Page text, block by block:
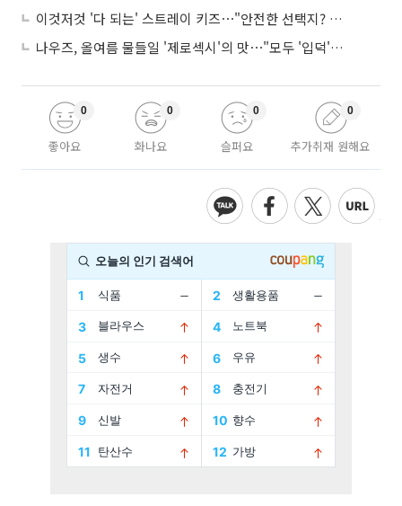
이것저것 '다 되는' 스트레이 키즈⋯"안전한 선택지? 도전이 재밌죠"
나우즈, 올여름 물들일 '제로섹시'의 맛⋯"모두 '입덕'시킬 것"
좋아요
0
화나요
0
슬퍼요
0
추가취재 원해요
0